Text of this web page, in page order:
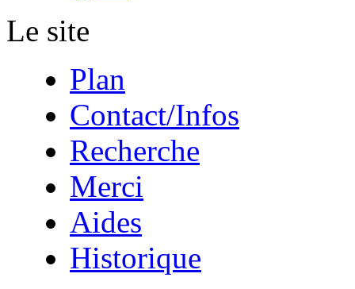
Le site
Plan
Contact/Infos
Recherche
Merci
Aides
Historique